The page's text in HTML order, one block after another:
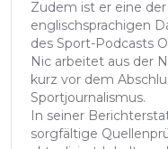
Zudem ist er eine
englischsprachigen
des Sport-Podcasts
Nic arbeitet aus der
kurz vor dem
Sportjournalismus.
In seiner
sorgfältige